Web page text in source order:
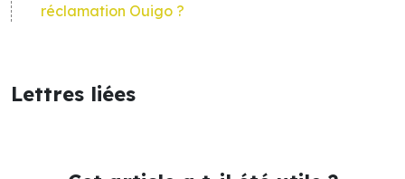
réclamation Ouigo ?
Lettres liées